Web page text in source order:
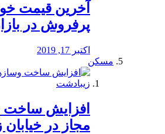
آخرین قیمت
پرفروش در
اکتبر 17, 2019
مسکن
افزایش ساخت
مجاز در